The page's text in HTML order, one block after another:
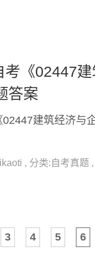
考《02447
答案
建筑经济与
, 分类:自考真题
3 4 5 6